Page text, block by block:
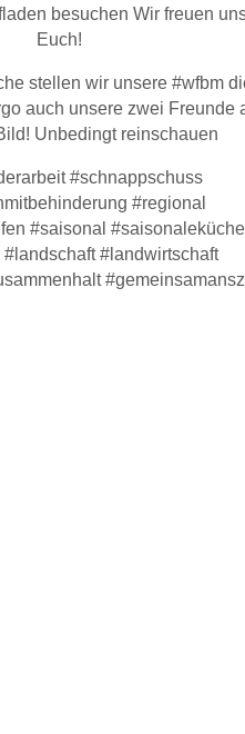
besuchen Wir freuen
Euch!
stellen wir unsere #wfbm
auch unsere zwei Freunde
Unbedingt reinschauen
#schnappschuss
#regional
#saisonal #saisonaleküche
#landwirtschaft